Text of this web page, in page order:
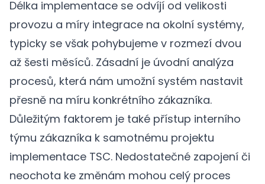
Délka implementace se odvíjí od velikosti
provozu a míry integrace na okolní systémy,
typicky se však pohybujeme v rozmezí dvou
až šesti měsíců. Zásadní je úvodní analýza
procesů, která nám umožní systém nastavit
přesně na míru konkrétního zákazníka.
Důležitým faktorem je také přístup interního
týmu zákazníka k samotnému projektu
implementace TSC. Nedostatečné zapojení či
neochota ke změnám mohou celý proces